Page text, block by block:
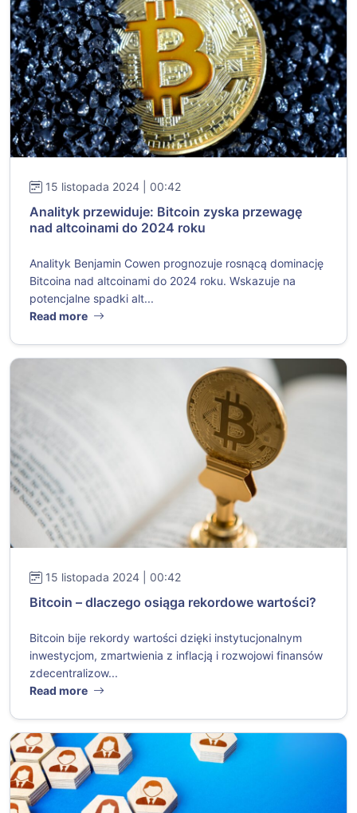
15 listopada 2024 | 00:42
Analityk przewiduje: Bitcoin zyska przewagę
nad altcoinami do 2024 roku
Analityk Benjamin Cowen prognozuje rosnącą dominację
Bitcoina nad altcoinami do 2024 roku. Wskazuje na
potencjalne spadki alt...
Read more
15 listopada 2024 | 00:42
Bitcoin – dlaczego osiąga rekordowe wartości?
Bitcoin bije rekordy wartości dzięki instytucjonalnym
inwestycjom, zmartwienia z inflacją i rozwojowi finansów
zdecentralizow...
Read more